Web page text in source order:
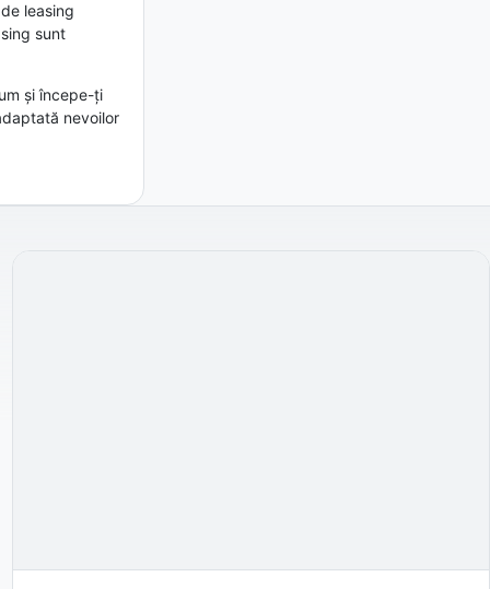
leasing
sunt
și începe-ți
nevoilor